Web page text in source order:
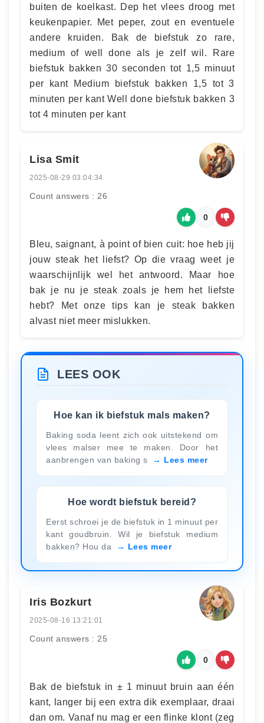
buiten de koelkast. Dep het vlees droog met
keukenpapier. Met peper, zout en eventuele
andere kruiden. Bak de biefstuk zo rare,
medium of well done als je zelf wil. Rare
biefstuk bakken 30 seconden tot 1,5 minuut
per kant Medium biefstuk bakken 1,5 tot 3
minuten per kant Well done biefstuk bakken 3
tot 4 minuten per kant
Lisa Smit
2025-08-29 03:04:34
Count answers : 26
0
Bleu, saignant, à point of bien cuit: hoe heb jij
jouw steak het liefst? Op die vraag weet je
waarschijnlijk wel het antwoord. Maar hoe
bak je nu je steak zoals je hem het liefste
hebt? Met onze tips kan je steak bakken
alvast niet meer mislukken.
LEES OOK
Hoe kan ik biefstuk mals maken?
Baking soda leent zich ook uitstekend om
vlees malser mee te maken. Door het
aanbrengen van baking s
Lees meer
Hoe wordt biefstuk bereid?
Eerst schroei je de biefstuk in 1 minuut per
kant goudbruin. Wil je biefstuk medium
bakken? Hou da
Lees meer
Iris Bozkurt
2025-08-16 13:21:01
Count answers : 25
0
Bak de biefstuk in ± 1 minuut bruin aan één
kant, langer bij een extra dik exemplaar, draai
dan om. Vanaf nu mag er een flinke klont (zeg